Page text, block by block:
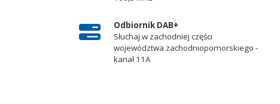
Odbiornik DAB+
Słuchaj w zachodniej części
województwa zachodniopomorskiego -
kanał 11A